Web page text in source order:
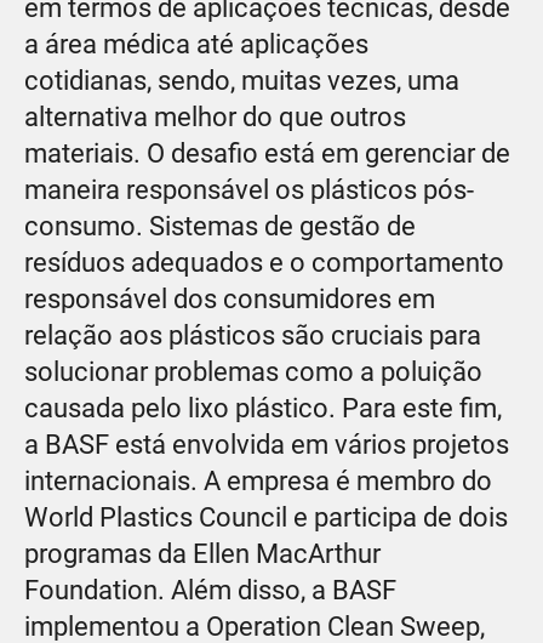
em termos de aplicações técnicas, desde
a área médica até aplicações
cotidianas, sendo, muitas vezes, uma
alternativa melhor do que outros
materiais. O desafio está em gerenciar de
maneira responsável os plásticos pós-
consumo. Sistemas de gestão de
resíduos adequados e o comportamento
responsável dos consumidores em
relação aos plásticos são cruciais para
solucionar problemas como a poluição
causada pelo lixo plástico. Para este fim,
a BASF está envolvida em vários projetos
internacionais. A empresa é membro do
World Plastics Council e participa de dois
programas da Ellen MacArthur
Foundation. Além disso, a BASF
implementou a Operation Clean Sweep,